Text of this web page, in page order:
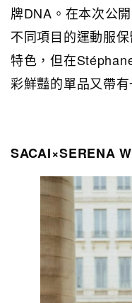
牌DNA。在本次公
不同項目的運動服
特色，但在
彩鮮豔的單品又帶
SACAI×SERENA